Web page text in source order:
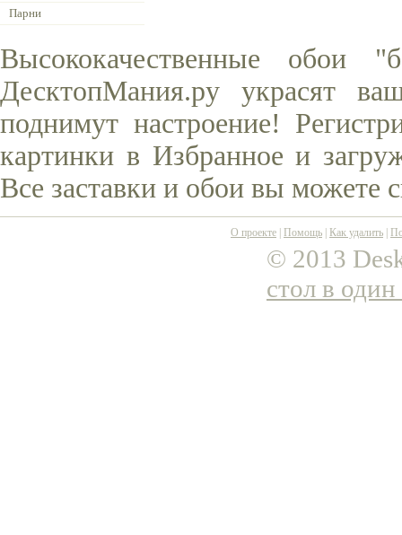
Парни
Высококачественные обои
ДесктопМания.ру украсят
поднимут настроение!
картинки в Избранное и
Все заставки и обои вы можете
О проекте Помощь Как удалить
© 2013
стол в